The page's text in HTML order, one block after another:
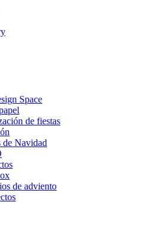
Space
de fiestas
de Navidad
de adviento